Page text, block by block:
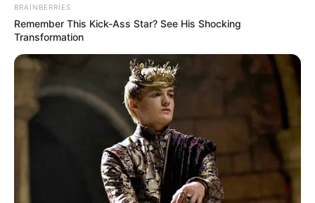
Rəqsanə İsmayılova müğənni xəbər
BRAINBERRIES
Remember This Kick-Ass Star? See His Shocking
Transformation